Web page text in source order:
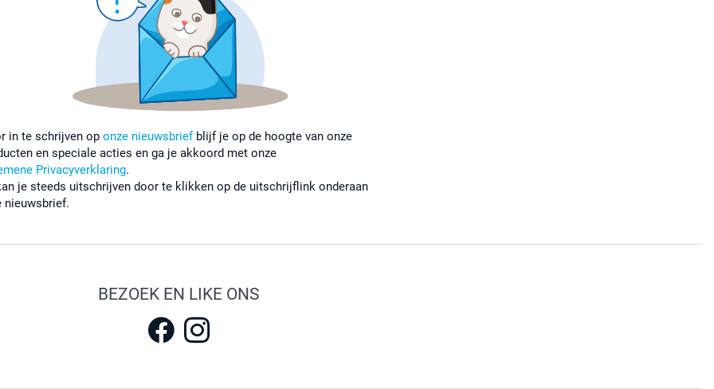
in te schrijven op onze nieuwsbriefblijf je op de hoogte van onze
en speciale acties en ga je akkoord met onze
Privacyverklaring.
je steeds uitschrijven door te klikken op de uitschrijflink onderaan
nieuwsbrief.
BEZOEK EN LIKE ONS